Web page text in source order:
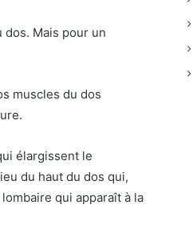
dos. Mais pour un
muscles du dos
élargissent le
du haut du dos qui,
qui apparaît à la